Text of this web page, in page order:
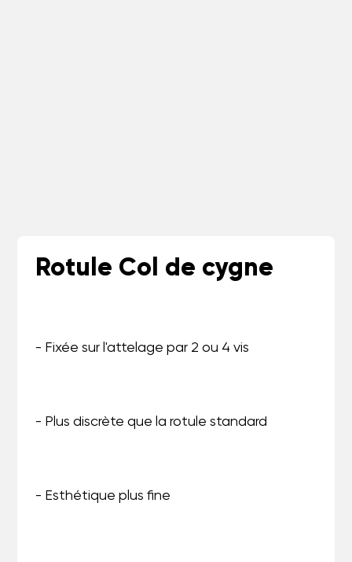
Rotule Col de cygne
- Fixée sur l'attelage par 2 ou 4 vis
- Plus discrète que la rotule standard
- Esthétique plus fine